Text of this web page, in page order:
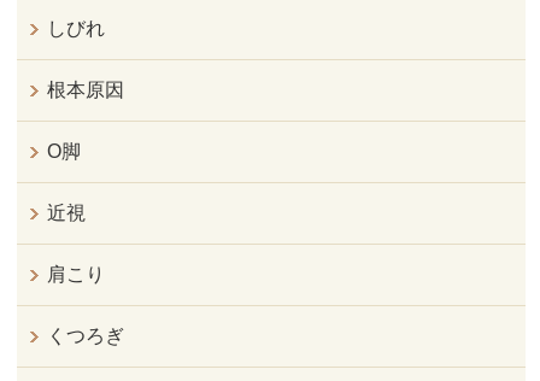
しびれ
根本原因
O脚
近視
肩こり
くつろぎ